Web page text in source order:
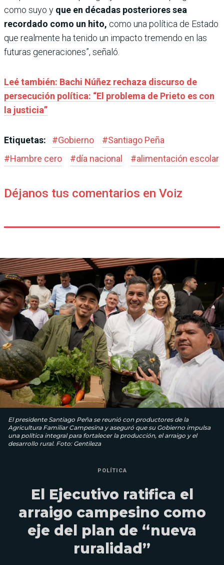
como suyo y que en décadas posteriores sea
recordado como un hito, como una política de Estado
que realmente ha tenido un impacto tremendo en las
futuras generaciones”, señaló.
Leé también: Bachi Núñez rechaza discurso de
persecución política: “El problema de Prieto es con
la justicia”
Etiquetas: #Gobierno #Santiago Peña
#Hambre cero #día nacional #alimentación escolar
Déjanos tus comentarios en Voiz
El presidente Santiago Peña se reunió con productores de la
Agricultura Familiar Campesina y aseguró que su Gobierno impulsa
una política integral para fortalecer la producción, el arraigo y el
desarrollo rural. Foto: Gentileza
POLÍTICA
El Ejecutivo ratifica el
arraigo campesino como
eje del plan de “nueva
ruralidad”